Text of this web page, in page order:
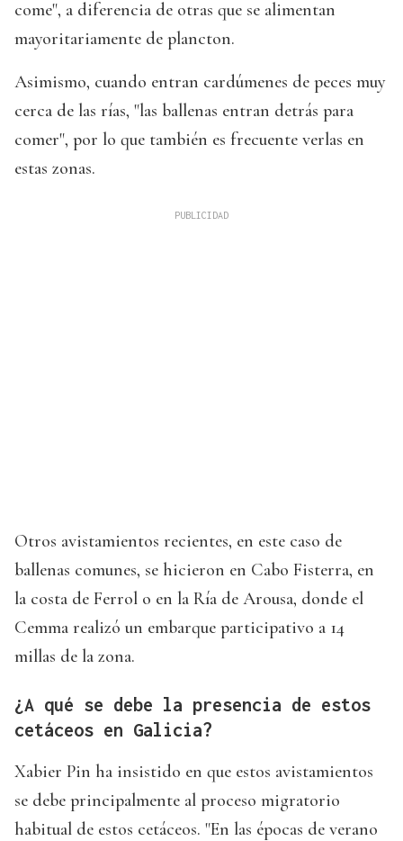
come", a diferencia de otras que se alimentan
mayoritariamente de plancton.
Asimismo, cuando entran cardúmenes de peces muy
cerca de las rías, "las ballenas entran detrás para
comer", por lo que también es frecuente verlas en
estas zonas.
Otros avistamientos recientes, en este caso de
ballenas comunes, se hicieron en Cabo Fisterra, en
la costa de Ferrol o en la Ría de Arousa, donde el
Cemma realizó un embarque participativo a 14
millas de la zona.
¿A qué se debe la presencia de estos
cetáceos en Galicia?
Xabier Pin ha insistido en que estos avistamientos
se debe principalmente al proceso migratorio
habitual de estos cetáceos. "En las épocas de verano